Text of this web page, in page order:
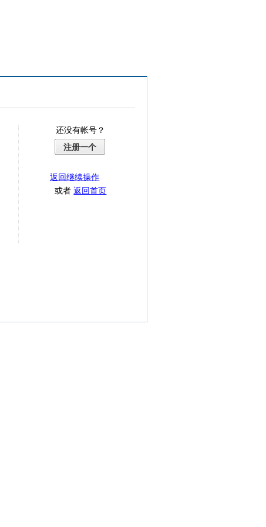
还没有帐号？
注册一个
返回继续操作
或者返回首页